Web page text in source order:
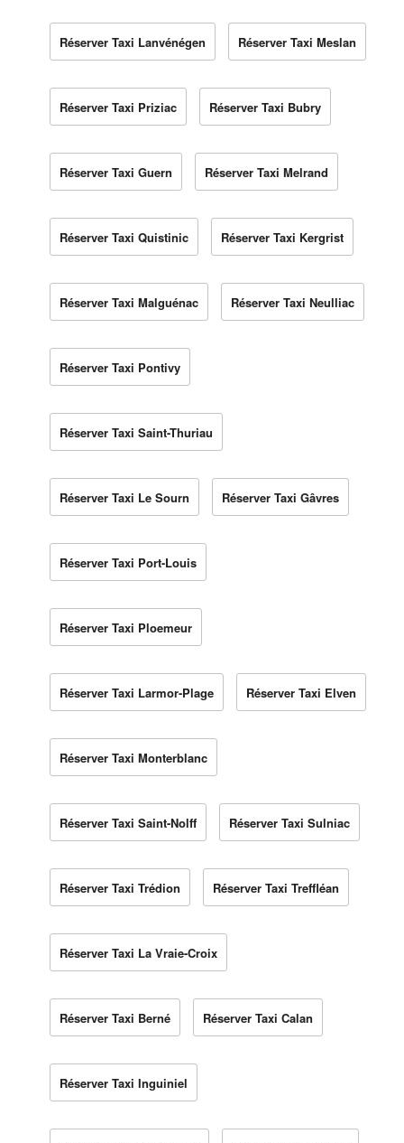
Réserver Taxi Lanvénégen Réserver Taxi Meslan
Réserver Taxi Priziac Réserver Taxi Bubry
Réserver Taxi Guern Réserver Taxi Melrand
Réserver Taxi Quistinic Réserver Taxi Kergrist
Réserver Taxi Malguénac Réserver Taxi Neulliac
Réserver Taxi Pontivy
Réserver Taxi Saint-Thuriau
Réserver Taxi Le Sourn Réserver Taxi Gâvres
Réserver Taxi Port-Louis
Réserver Taxi Ploemeur
Réserver Taxi Larmor-Plage Réserver Taxi Elven
Réserver Taxi Monterblanc
Réserver Taxi Saint-Nolff Réserver Taxi Sulniac
Réserver Taxi Trédion Réserver Taxi Treffléan
Réserver Taxi La Vraie-Croix
Réserver Taxi Berné Réserver Taxi Calan
Réserver Taxi Inguiniel